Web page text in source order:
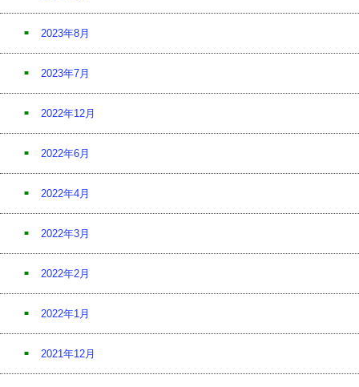
2023年8月
2023年7月
2022年12月
2022年6月
2022年4月
2022年3月
2022年2月
2022年1月
2021年12月